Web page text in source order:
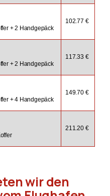
+ 2 Handgepäck
102.77 €
+ 2 Handgepäck
117.33 €
+ 4 Handgepäck
149.70 €
211.20 €
wir den